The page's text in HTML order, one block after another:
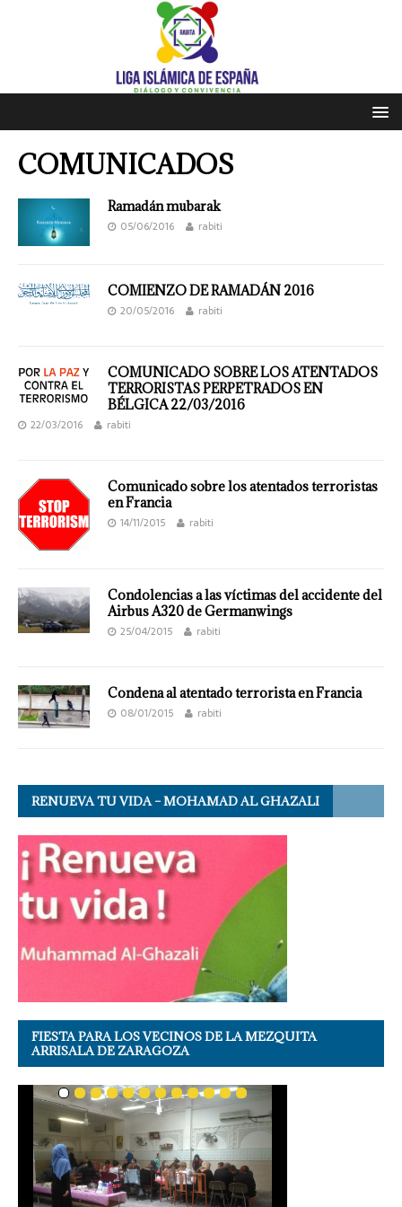
COMUNICADOS
Ramadán mubarak
05/06/2016 rabiti
COMIENZO DE RAMADÁN 2016
20/05/2016 rabiti
COMUNICADO SOBRE LOS ATENTADOS
TERRORISTAS PERPETRADOS EN
BÉLGICA 22/03/2016
22/03/2016 rabiti
Comunicado sobre los atentados terroristas
en Francia
14/11/2015 rabiti
Condolencias a las víctimas del accidente del
Airbus A320 de Germanwings
25/04/2015 rabiti
Condena al atentado terrorista en Francia
08/01/2015 rabiti
RENUEVA TU VIDA – MOHAMAD AL GHAZALI
FIESTA PARA LOS VECINOS DE LA MEZQUITA
ARRISALA DE ZARAGOZA